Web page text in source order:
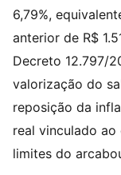
6,79%,
anterior de R$
Decreto 12.797/
valorização do
reposição da
real vinculado
limites do